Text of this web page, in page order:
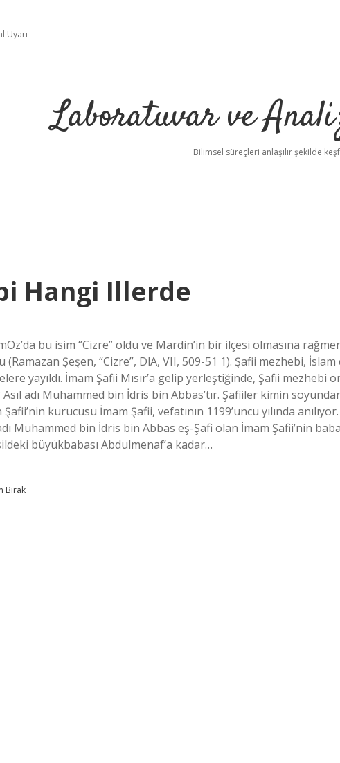
Uyarı
Laboratuvar ve
Bilimsel süreçleri anlaşılır şekilde
Hangi Illerde
bu isim “Cizre” oldu ve Mardin’in bir ilçesi olmasına
(Ramazan Şeşen, “Cizre”, DlA, VII, 509-51 1). Şafii mezhebi,
yayıldı. İmam Şafii Mısır’a gelip yerleştiğinde, Şafii mezhebi
adı Muhammed bin İdris bin Abbas’tır. Şafiiler kimin
kurucusu İmam Şafii, vefatının 1199’uncu yılında
Muhammed bin İdris bin Abbas eş-Şafi olan İmam Şafii’nin
büyükbabası Abdulmenaf’a kadar…
Bırak